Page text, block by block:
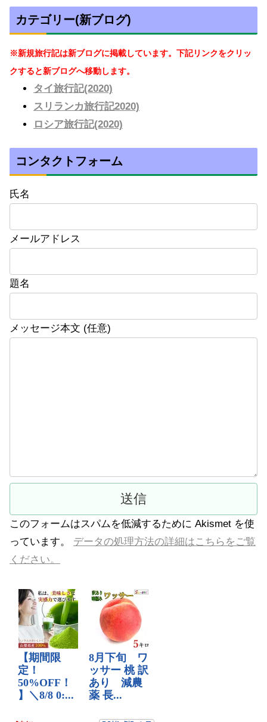
カテゴリー(新ブログ)
※新規旅行記は新ブログに掲載しています。下記リンクをクリッ
クすると新ブログへ移動します。
タイ旅行記(2020)
スリランカ旅行記2020)
ロシア旅行記(2020)
コンタクトフォーム
氏名
メールアドレス
題名
メッセージ本文 (任意)
このフォームはスパムを低減するために Akismet を使
っています。 データの処理方法の詳細はこちらをご覧
ください。